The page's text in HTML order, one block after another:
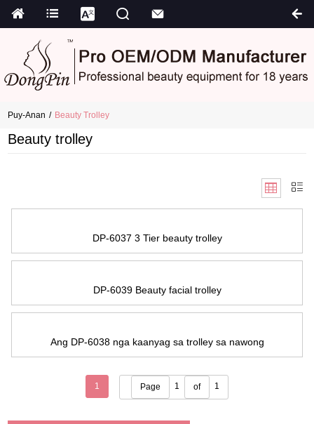
Puy-Anan Beauty Trolley
Beauty trolley
DP-6037 3 Tier beauty trolley
DP-6039 Beauty facial trolley
Ang DP-6038 nga kaanyag sa trolley sa nawong
1 Page 1 of 1